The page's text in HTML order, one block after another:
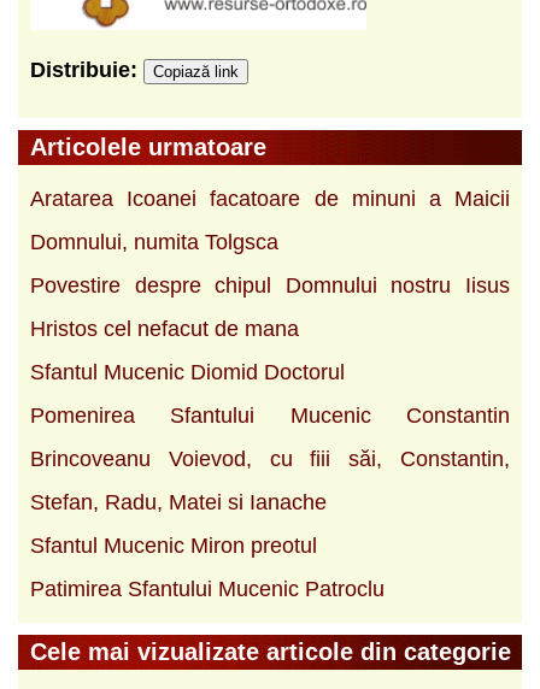
Distribuie: Copiază link
Articolele urmatoare
Aratarea Icoanei facatoare de minuni a Maicii
Domnului, numita Tolgsca
Povestire despre chipul Domnului nostru Iisus
Hristos cel nefacut de mana
Sfantul Mucenic Diomid Doctorul
Pomenirea Sfantului Mucenic Constantin
Brincoveanu Voievod, cu fiii săi, Constantin,
Stefan, Radu, Matei si Ianache
Sfantul Mucenic Miron preotul
Patimirea Sfantului Mucenic Patroclu
Cele mai vizualizate articole din categorie